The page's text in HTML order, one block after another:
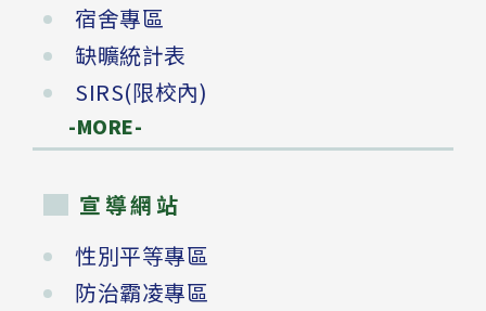
宿舍專區
缺曠統計表
SIRS(限校內)
-MORE-
宣導網站
性別平等專區
防治霸凌專區